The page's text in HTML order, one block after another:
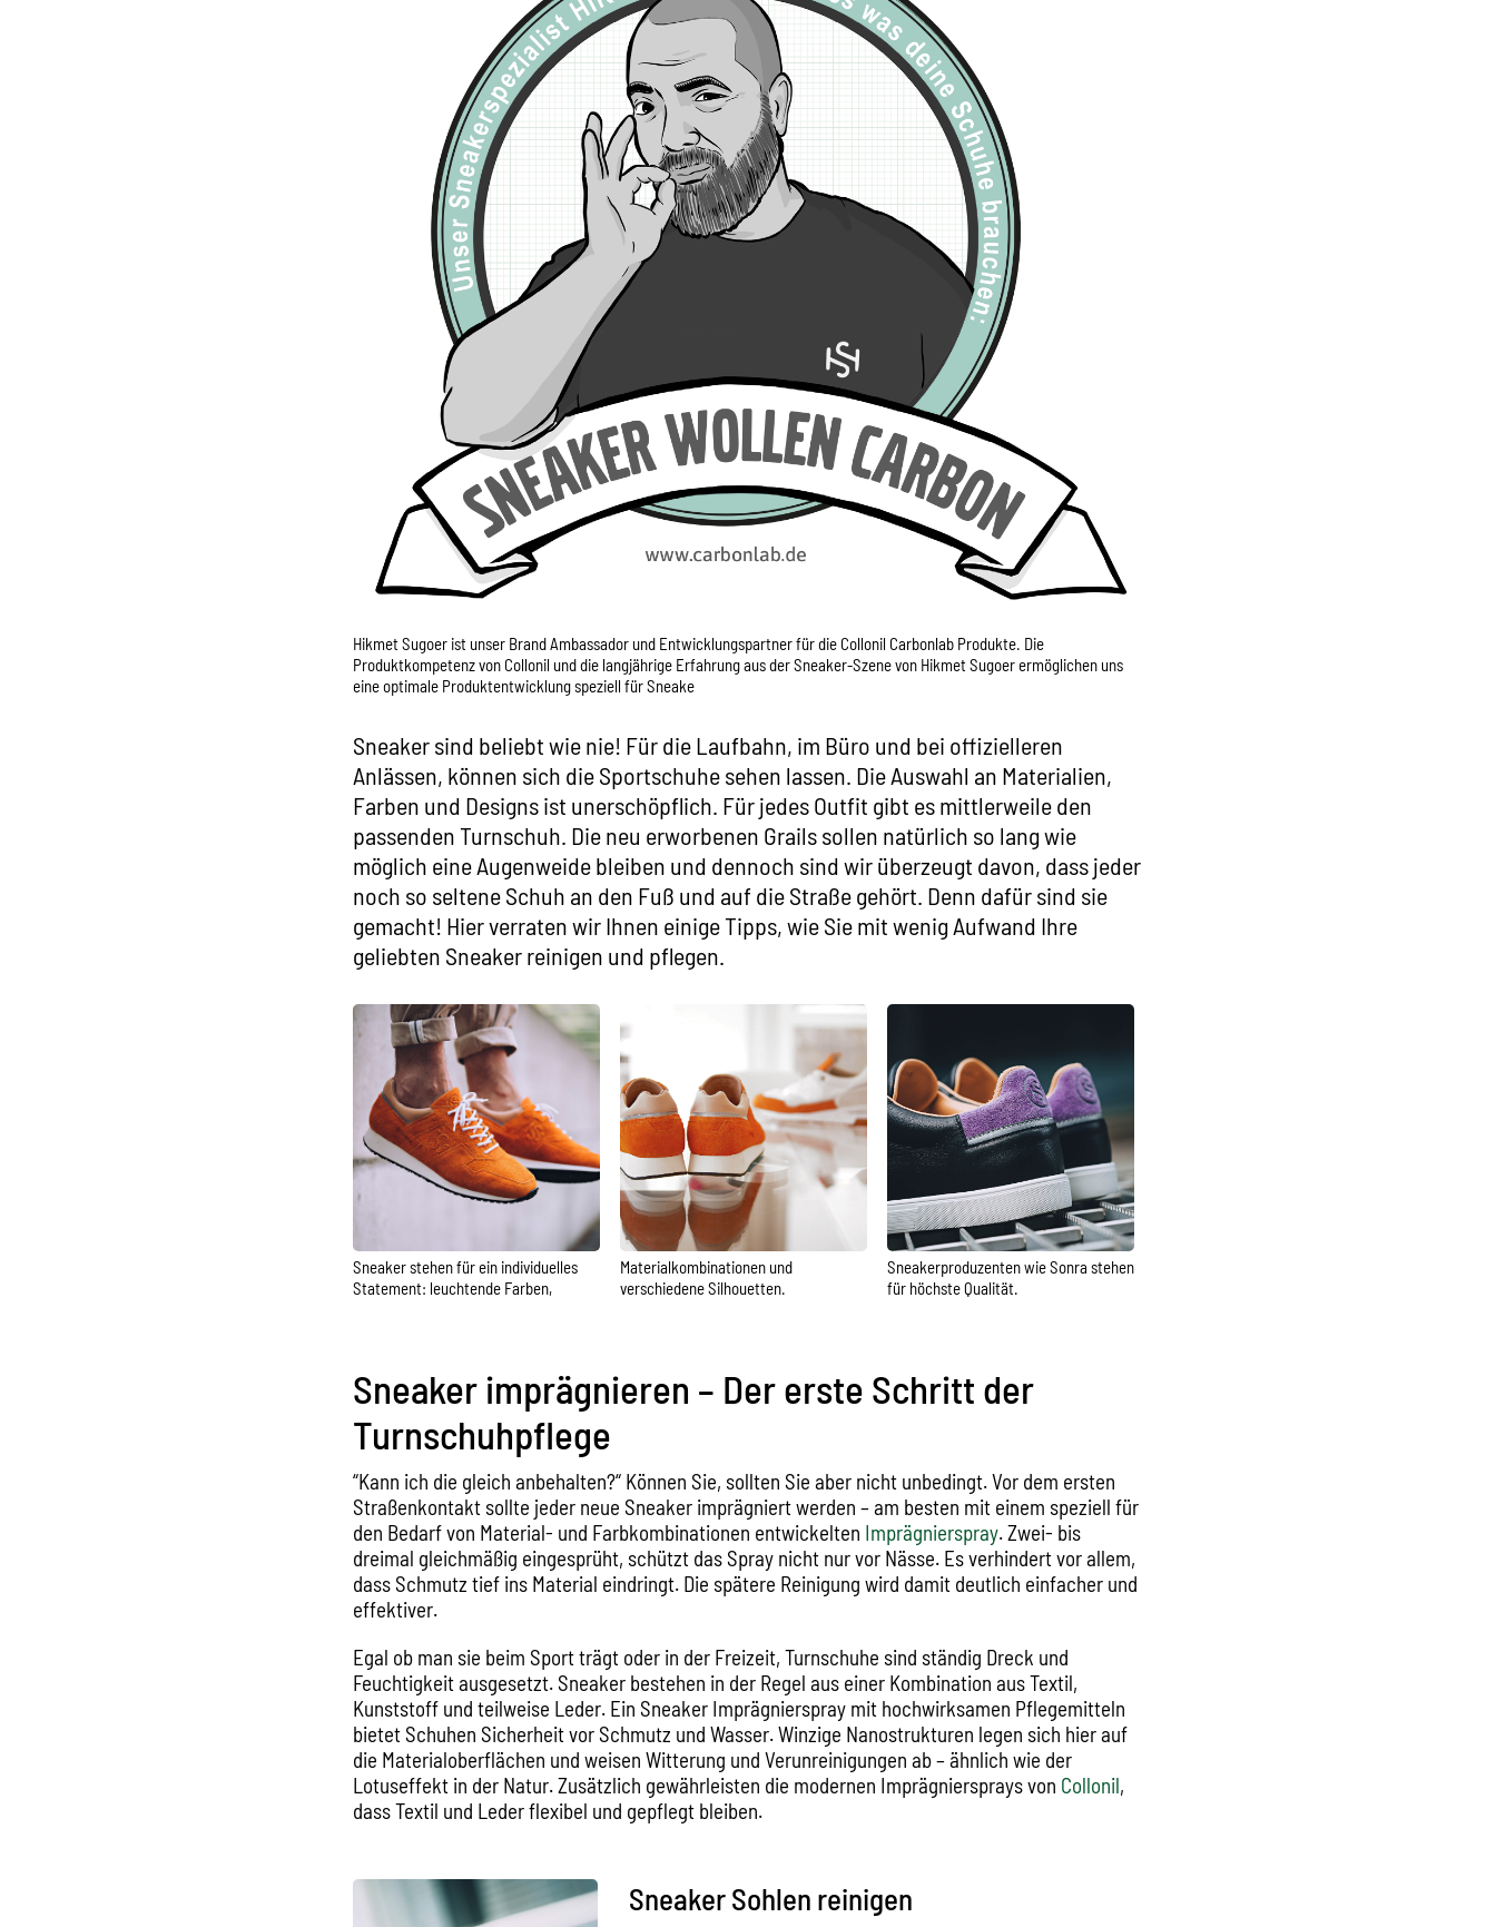
Hikmet Sugoer ist unser Brand Ambassador und Entwicklungspartner für die Collonil Carbonlab Produkte. Die
Produktkompetenz von Collonil und die langjährige Erfahrung aus der Sneaker-Szene von Hikmet Sugoer ermöglichen uns
eine optimale Produktentwicklung speziell für Sneake
Sneaker sind beliebt wie nie! Für die Laufbahn, im Büro und bei offizielleren
Anlässen, können sich die Sportschuhe sehen lassen. Die Auswahl an Materialien,
Farben und Designs ist unerschöpflich. Für jedes Outfit gibt es mittlerweile den
passenden Turnschuh. Die neu erworbenen Grails sollen natürlich so lang wie
möglich eine Augenweide bleiben und dennoch sind wir überzeugt davon, dass jeder
noch so seltene Schuh an den Fuß und auf die Straße gehört. Denn dafür sind sie
gemacht! Hier verraten wir Ihnen einige Tipps, wie Sie mit wenig Aufwand Ihre
geliebten Sneaker reinigen und pflegen.
Sneaker stehen für ein individuelles
Statement: leuchtende Farben,
Materialkombinationen und
verschiedene Silhouetten.
Sneakerproduzenten wie Sonra stehen
für höchste Qualität.
Sneaker imprägnieren – Der erste Schritt der
Turnschuhpflege
“Kann ich die gleich anbehalten?“ Können Sie, sollten Sie aber nicht unbedingt. Vor dem ersten
Straßenkontakt sollte jeder neue Sneaker imprägniert werden – am besten mit einem speziell für
den Bedarf von Material- und Farbkombinationen entwickelten Imprägnierspray. Zwei- bis
dreimal gleichmäßig eingesprüht, schützt das Spray nicht nur vor Nässe. Es verhindert vor allem,
dass Schmutz tief ins Material eindringt. Die spätere Reinigung wird damit deutlich einfacher und
effektiver.
Egal ob man sie beim Sport trägt oder in der Freizeit, Turnschuhe sind ständig Dreck und
Feuchtigkeit ausgesetzt. Sneaker bestehen in der Regel aus einer Kombination aus Textil,
Kunststoff und teilweise Leder. Ein Sneaker Imprägnierspray mit hochwirksamen Pflegemitteln
bietet Schuhen Sicherheit vor Schmutz und Wasser. Winzige Nanostrukturen legen sich hier auf
die Materialoberflächen und weisen Witterung und Verunreinigungen ab – ähnlich wie der
Lotuseffekt in der Natur. Zusätzlich gewährleisten die modernen Imprägniersprays von Collonil,
dass Textil und Leder flexibel und gepflegt bleiben.
Sneaker Sohlen reinigen